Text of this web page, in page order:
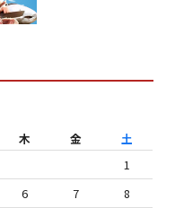
木 金
土
1
6 7
8